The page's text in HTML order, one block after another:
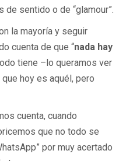
sentido o de “glamour”.
la mayoría y seguir
cuenta de que “nada hay
tiene –lo queramos ver
hoy es aquél, pero
cuenta, cuando
que no todo se
por muy acertado